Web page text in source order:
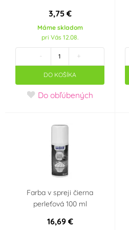
Neutrál (1)
Bílá (81)
Červená
Hnědá
3,75 €
Máme skladom
pri Vás 12.08.
- +
DO KOŠÍKA
Do obľúbených
Farba v spreji čierna
perleťová 100 ml
16,69 €